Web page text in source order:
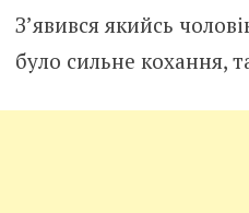
З’явився якийсь
було сильне кохання,